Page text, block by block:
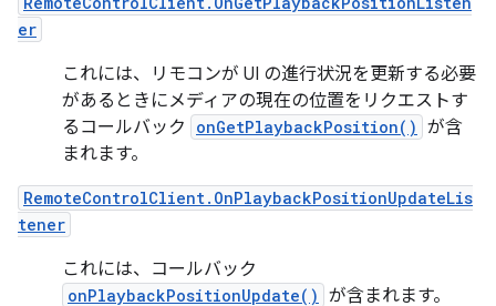
er
これには、リモコンが UI の進行状況を更新する必要
があるときにメディアの現在の位置をリクエストす
るコールバック
onGetPlaybackPosition() が含
まれます。
RemoteControlClient.OnPlaybackPositionUpdateLis
tener
これには、コールバック
onPlaybackPositionUpdate() が含まれます。